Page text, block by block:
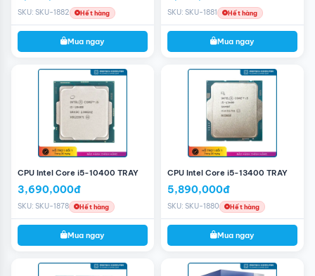
SKU: SKU-1882 Hết hàng
Mua ngay
SKU: SKU-1881 Hết hàng
Mua ngay
CPU Intel Core i5-10400 TRAY
3,690,000đ
SKU: SKU-1878 Hết hàng
Mua ngay
CPU Intel Core i5-13400 TRAY
5,890,000đ
SKU: SKU-1880 Hết hàng
Mua ngay